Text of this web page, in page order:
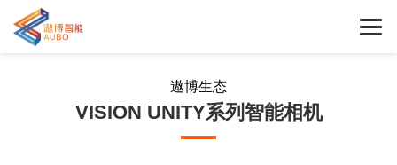
遨博生态
VISION UNITY系列智能相机